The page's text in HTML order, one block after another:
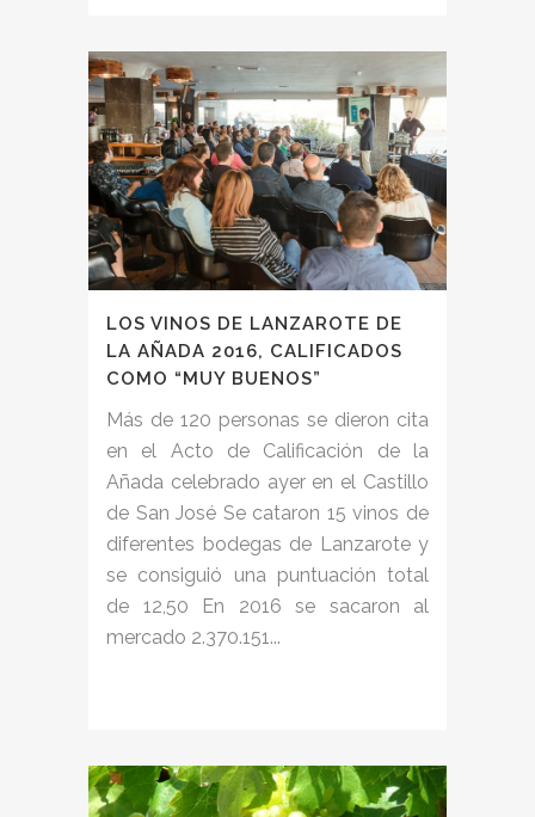
LOS VINOS DE LANZAROTE DE
LA AÑADA 2016, CALIFICADOS
COMO “MUY BUENOS”
Más de 120 personas se dieron cita
en el Acto de Calificación de la
Añada celebrado ayer en el Castillo
de San José Se cataron 15 vinos de
diferentes bodegas de Lanzarote y
se consiguió una puntuación total
de 12,50 En 2016 se sacaron al
mercado 2.370.151...